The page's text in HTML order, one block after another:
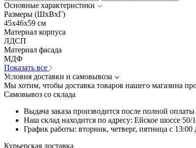
Основные характеристики
Размеры (ШхВхГ)
45x46x59 см
Материал корпуса
ЛДСП
Материал фасада
МДФ
Показать все
Условия доставки и самовывоза
Мы хотим, чтобы доставка товаров нашего магазина
Самовывоз со склада
Выдача заказа производится после полной
Наш склад находится по адресу: Ейское шоссе
График работы: вторник, четверг, пятница с 13:00
Курьерская доставка